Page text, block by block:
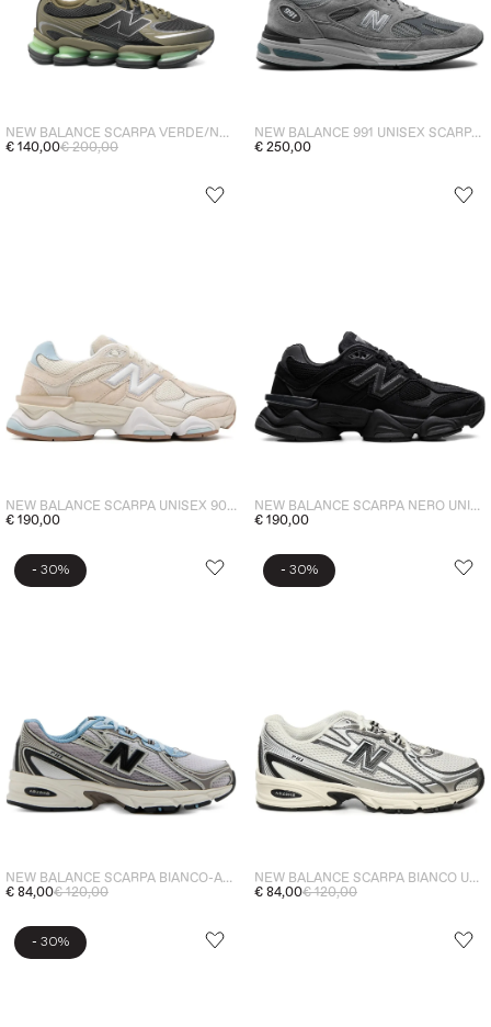
NEW BALANCE SCARPA VERDE/NERO UNISEX U2000
€ 140,00€ 200,00
NEW BALANCE 991 UNISEX SCARPA GRIGIO
€ 250,00
NEW BALANCE SCARPA UNISEX 9060
€ 190,00
NEW BALANCE SCARPA NERO UNISEX 9060
€ 190,00
- 30%
NEW BALANCE SCARPA BIANCO-AZZURRO UNISEX 740
€ 84,00€ 120,00
- 30%
NEW BALANCE SCARPA BIANCO UNISEX 740
€ 84,00€ 120,00
- 30%